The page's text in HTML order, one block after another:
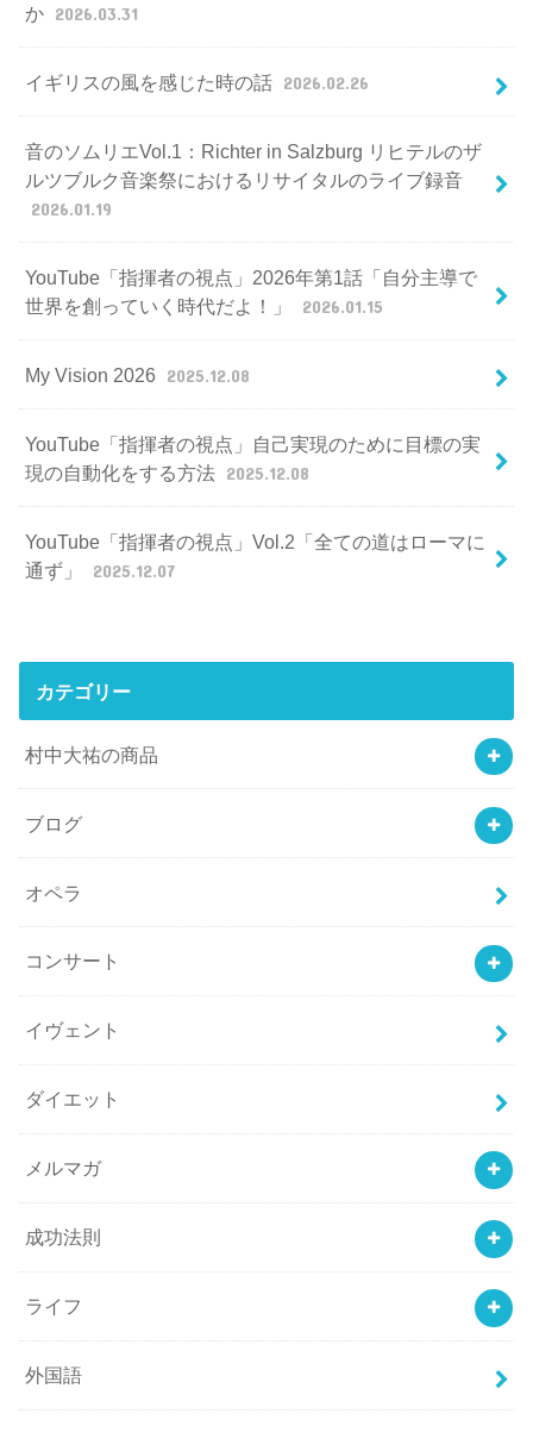
か 2026.03.31
イギリスの風を感じた時の話 2026.02.26
音のソムリエVol.1：Richter in Salzburg リヒテルのザ
ルツブルク音楽祭におけるリサイタルのライブ録音
2026.01.19
YouTube「指揮者の視点」2026年第1話「自分主導で
世界を創っていく時代だよ！」
2026.01.15
My Vision 2026 2025.12.08
YouTube「指揮者の視点」自己実現のために目標の実
現の自動化をする方法 2025.12.08
YouTube「指揮者の視点」Vol.2「全ての道はローマに
通ず」
2025.12.07
カテゴリー
村中大祐の商品
ブログ
オペラ
コンサート
イヴェント
ダイエット
メルマガ
成功法則
ライフ
外国語